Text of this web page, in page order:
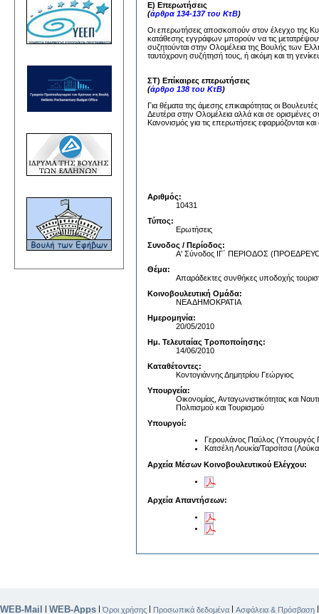
Ε) Επερωτήσεις
(άρθρα 134-137 του ΚτΒ)
Οι επερωτήσεις αποσκοπούν στον έλεγχο της
κατάθεσης εγγράφων μπορούν να τις
συζητούνται στην Ολομέλεια της Βουλής των
ταυτόχρονη συζήτησή τους, ή ακόμη και τη
ΣΤ) Επίκαιρες επερωτήσεις
(άρθρο 138 του ΚτΒ)
Για θέματα της άμεσης επικαιρότητας οι
Δευτέρα στην Ολομέλεια αλλά και σε ορισμένες
Κανονισμός για τις επερωτήσεις εφαρμόζονται
Αριθμός:
10431
Τύπος:
Ερωτήσεις
Συνοδος / Περίοδος:
Α' Σύνοδος ΙΓ΄ ΠΕΡΙΟΔΟΣ
Θέμα:
Απαράδεκτες συνθήκες υποδοχής
Κοινοβουλευτική Ομάδα:
ΝΕΑ ΔΗΜΟΚΡΑΤΙΑ
Ημερομηνία:
20/05/2010
Ημ. Τελευταίας Τροποποίησης:
14/06/2010
Καταθέτοντες:
Κοντογιάννης Δημητρίου Γεώργιος
Υπουργεία:
Οικονομίας, Ανταγωνιστικότητας και
Πολιτισμού και Τουρισμού
Υπουργοί:
Γερουλάνος Παύλος (Υπουργός
Κατσέλη Λουκία/Ταρσίτσα
Αρχεία Μέσων Κοινοβουλευτικού Ελέγχου:
Αρχεία Απαντήσεων:
WEB-Mail WEB-Apps |Όροι χρήσης Προσωπικά δεδομένα Ασφάλεια & Πρόσβαση